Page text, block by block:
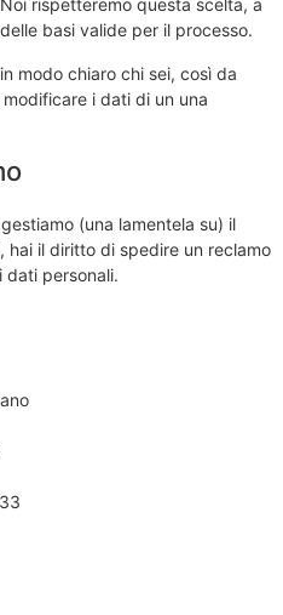
basi valide per il processo.
modo chiaro chi sei, così da
i dati di un una
(una lamentela su) il
hai il diritto di spedire un reclamo
dati personali.